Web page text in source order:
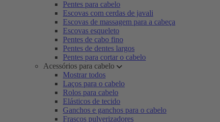
Pentes para cabelo
Escovas com cerdas de javali
Escovas de massagem para a cabeça
Escovas esqueleto
Pentes de cabo fino
Pentes de dentes largos
Pentes para cortar o cabelo
Acessórios para cabelo
Mostrar todos
Laços para o cabelo
Rolos para cabelo
Elásticos de tecido
Ganchos e ganchos para o cabelo
Frascos pulverizadores